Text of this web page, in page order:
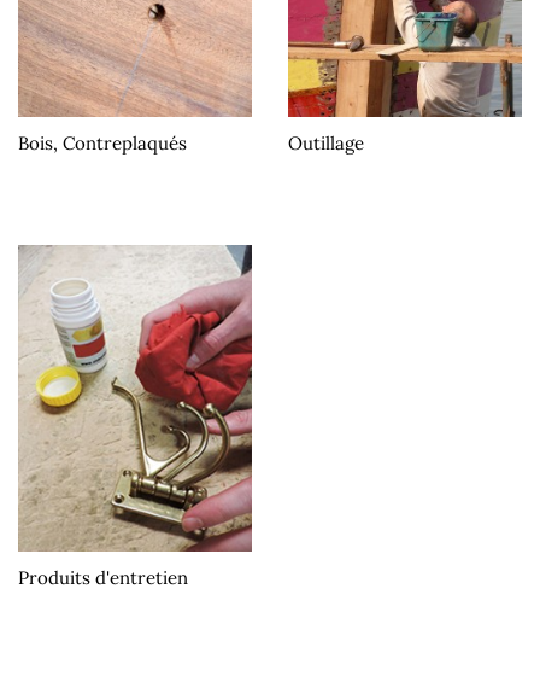
Bois, Contreplaqués Outillage
Produits d'entretien